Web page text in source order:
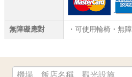
無障礙應對 ・可使用輪椅・無